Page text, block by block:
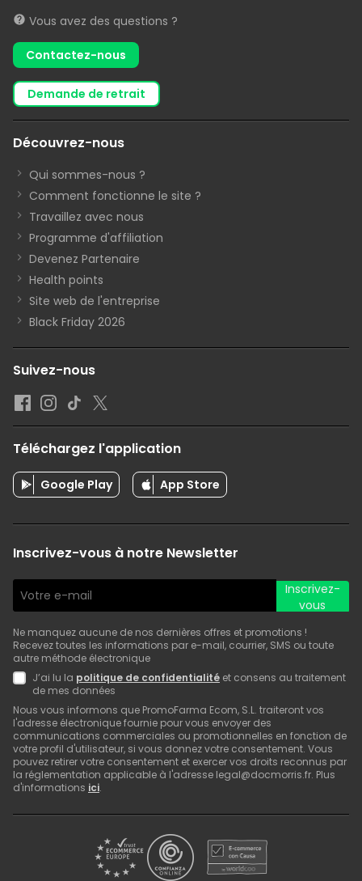
Vous avez des questions ?
Contactez-nous
demande de retrait
Découvrez-nous
Qui sommes-nous ?
Comment fonctionne le site ?
Travaillez avec nous
Programme d'affiliation
Devenez Partenaire
Health points
Site web de l'entreprise
Black Friday 2026
Suivez-nous
Téléchargez l'application
Google Play App Store
Inscrivez-vous à notre Newsletter
Inscrivez-
vous
Ne manquez aucune de nos dernières offres et promotions !
Recevez toutes les informations par e-mail, courrier, SMS ou toute
autre méthode électronique
J’ai lu la politique de confidentialité et consens au traitement
de mes données
Nous vous informons que PromoFarma Ecom, S.L. traiteront vos
l'adresse électronique fournie pour vous envoyer des
communications commerciales ou promotionnelles en fonction de
votre profil d'utilisateur, si vous donnez votre consentement. Vous
pouvez retirer votre consentement et exercer vos droits reconnus par
la réglementation applicable à l'adresse legal@docmorris.fr. Plus
d'informations ici.